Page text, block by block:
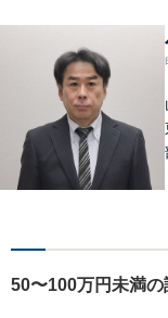
50〜100万円未満